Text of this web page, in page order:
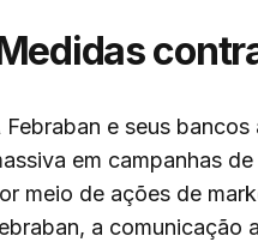
Febraban e seus
em campanhas
meio de ações de
a comunicação